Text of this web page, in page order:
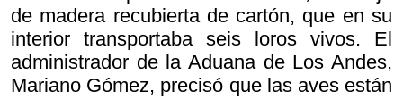
de madera recubierta de cartón, que en su
interior transportaba seis loros vivos. El
administrador de la Aduana de Los Andes,
Mariano Gómez, precisó que las aves están